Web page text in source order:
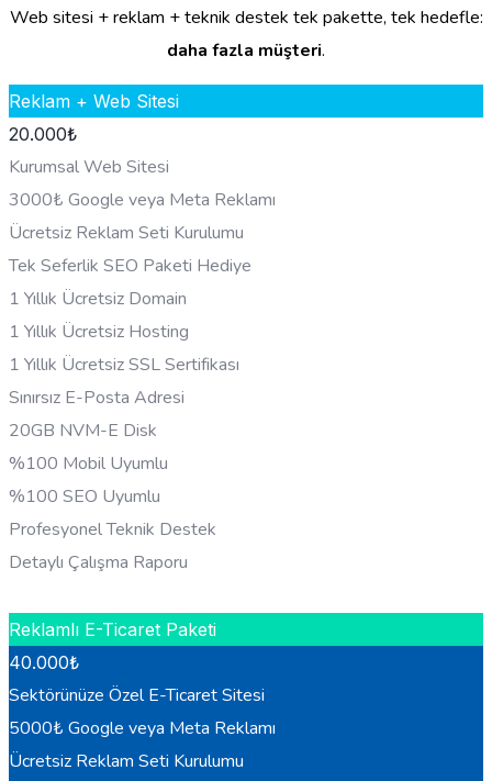
Web sitesi + reklam + teknik destek tek pakette, tek hedefle:
daha fazla müşteri.
Reklam + Web Sitesi
20.000₺
Kurumsal Web Sitesi
3000₺ Google veya Meta Reklamı
Ücretsiz Reklam Seti Kurulumu
Tek Seferlik SEO Paketi Hediye
1 Yıllık Ücretsiz Domain
1 Yıllık Ücretsiz Hosting
1 Yıllık Ücretsiz SSL Sertifikası
Sınırsız E-Posta Adresi
20GB NVM-E Disk
%100 Mobil Uyumlu
%100 SEO Uyumlu
Profesyonel Teknik Destek
Detaylı Çalışma Raporu
Reklamlı E-Ticaret Paketi
40.000₺
Sektörünüze Özel E-Ticaret Sitesi
5000₺ Google veya Meta Reklamı
Ücretsiz Reklam Seti Kurulumu